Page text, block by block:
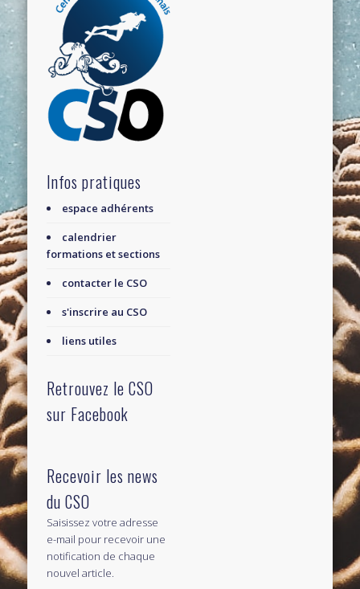
Infos pratiques
espace adhérents
calendrier
formations et sections
contacter le CSO
s'inscrire au CSO
liens utiles
Retrouvez le CSO
sur Facebook
Recevoir les news
du CSO
Saisissez votre adresse
e-mail pour recevoir une
notification de chaque
nouvel article.